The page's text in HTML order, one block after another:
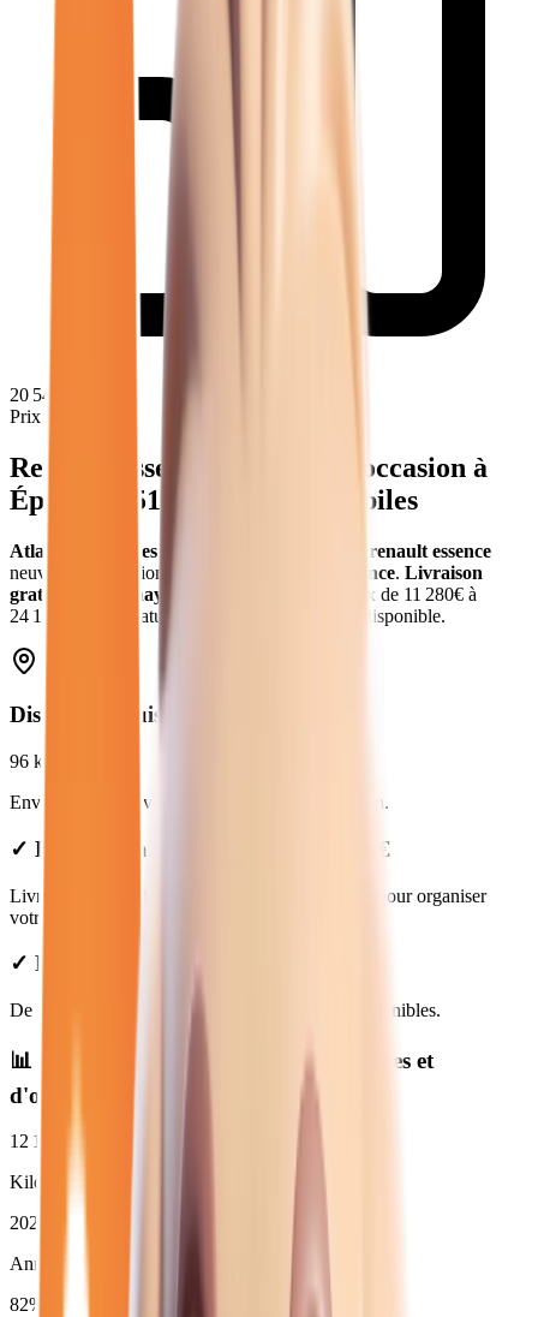
20 541
Prix moyen
Renault Essence neuves et d'occasion à
Épernay
51 ) - Atlas Automobiles
Atlas Automobiles
renault essence
neuves et d'occasion
essence. Livraison
gratuite à
Épernay Prix de 11 280€ à
24 180
€. Essai gratuit, garantie et financement disponible.
Distance depuis
96 km
Environ
en voiture jusqu'à notre concession.
✓ Livraison à Épernay : forfait de 99€
Livraison disponible à Épernay. Contactez-nous pour organiser
votre livraison.
✓ Prix Transparents
De 24 180 €. Financement et LOA disponibles.
📊 Statistiques des renault essence
neuves et
d'occasion
12 121
km
Kilométrage moyen
2025
Année moyenne
82%